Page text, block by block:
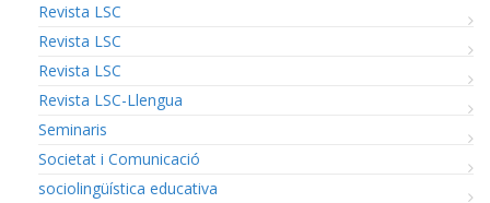
Revista LSC
Revista LSC
Revista LSC
Revista LSC-Llengua
Seminaris
Societat i Comunicació
sociolingüística educativa